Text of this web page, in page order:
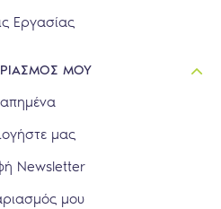
Εργασίας
ΜΟΥ
μας
Newsletter
μου